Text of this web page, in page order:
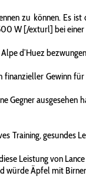
zu können. Es
W [/exturl] bei
d’Huez
Gewinn
Gegner
Training, gesundes
Leistung von
würde Äpfel mit